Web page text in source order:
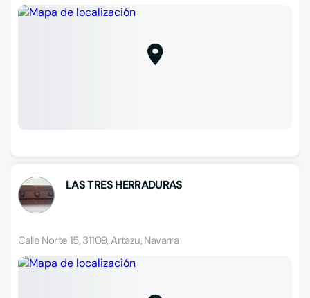
LAS TRES HERRADURAS
Calle Norte 15, 31109, Artazu, Navarra